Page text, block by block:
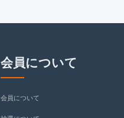
会員について
会員について